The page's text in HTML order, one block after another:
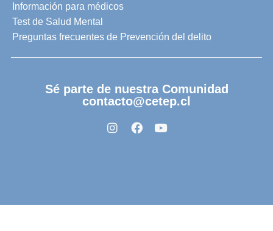
Información para médicos
Test de Salud Mental
Preguntas frecuentes de Prevención del delito
Sé parte de nuestra Comunidad
contacto@cetep.cl